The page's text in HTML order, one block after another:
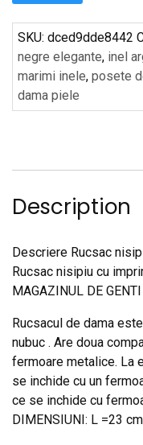
SKU: dced9dde8442
negre elegante, inel
marimi inele, posete
dama piele
Description
Descriere Rucsac
Rucsac nisipiu cu
MAGAZINUL DE GENTI
Rucsacul de dama
nubuc . Are doua
fermoare metalice. La
se inchide cu un
ce se inchide cu
DIMENSIUNI: L =23